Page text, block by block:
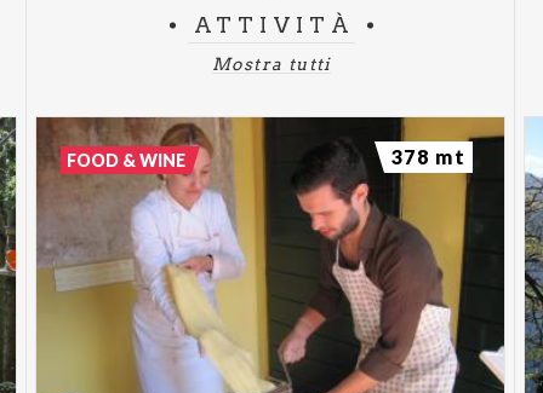
ATTIVITÀ
Mostra tutti
FOOD & WINE 378 mt